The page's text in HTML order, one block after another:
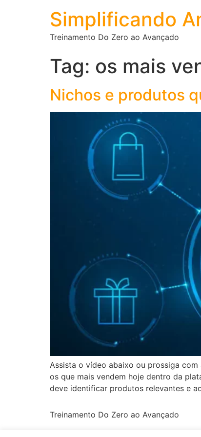
Simplificando
Treinamento Do Zero ao Avançado
Tag: os mais
Nichos e produtos
Assista o vídeo abaixo ou prossiga
os que mais vendem hoje dentro da
deve identificar produtos relevantes e
Treinamento Do Zero ao Avançado